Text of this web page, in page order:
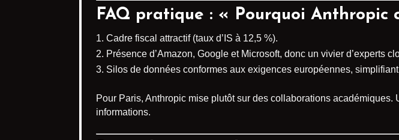
FAQ pratique : « Pourquoi
Cadre fiscal attractif (taux d’IS à 12,5 %).
Présence d’Amazon, Google et Microsoft, donc un vivier d’experts
Silos de données conformes aux exigences européennes,
Pour Paris, Anthropic mise plutôt sur des collaborations
informations.